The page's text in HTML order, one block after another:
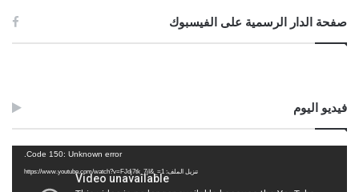
صفحة الدار الرسمية على الفيسبوك
فيديو اليوم
Code 150: Unknown error.
تنزيل الملف: https://www.youtube.com/watch?v=FJdj7tk_7jI&_=1